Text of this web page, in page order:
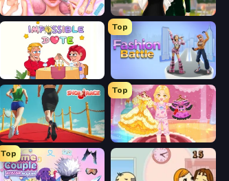
BFF Makeover - Spa & Dress Up Valentine's Day Proposal
Impossible Date
Top
Fashion Battle
Shoe Race
Top
Royal Glow Princess Makeover
Top